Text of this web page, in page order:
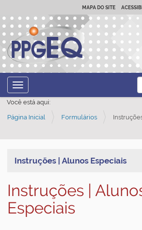
MAPA DO SITE
Toggle navigation
Você está aqui:
Página Inicial Formulários
Instruções | Alunos Especiais
Instruções |
Especiais